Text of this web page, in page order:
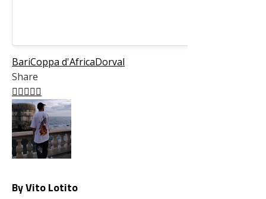
BariCoppa d'AfricaDorval
Share
Facebook
Twitter
LinkedIn
Pinterest
Stumbleupon
By Vito Lotito